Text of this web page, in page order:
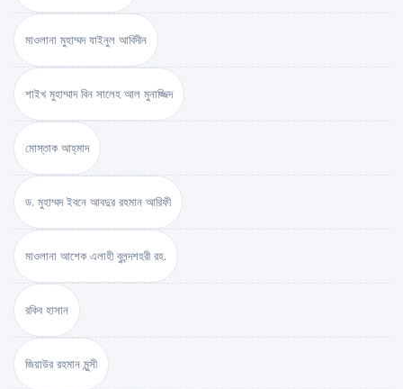
মাওলানা মুহাম্মদ যাইনুল আবিদীন
শাইখ মুহাম্মাদ বিন সালেহ আল মুনাজ্জিদ
মোস্তাক আহ্‌মাদ
ড. মুহাম্মদ ইবনে আবদুর রহমান আরিফী
মাওলানা আশেক এলাহী বুলন্দশহরী রহ.
রকিব হাসান
জিয়াউর রহমান মুন্সী